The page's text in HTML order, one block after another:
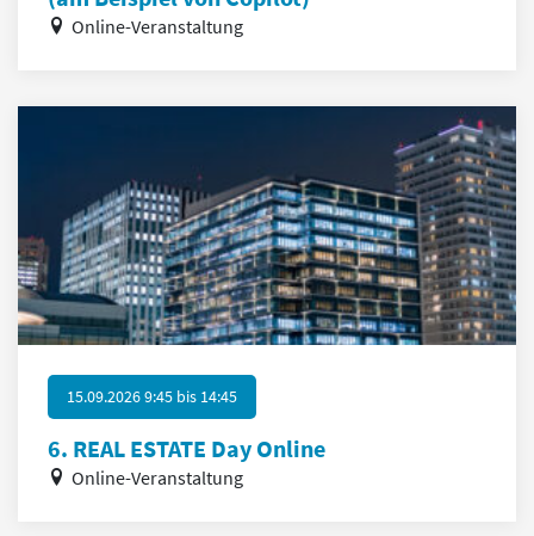
Online-Veranstaltung
15.09.2026 9:45 bis 14:45
6. REAL ESTATE Day Online
Online-Veranstaltung